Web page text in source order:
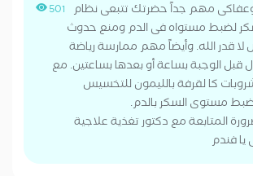
501 مهم جداً حضرتك تتبعى نظام
لضبط مستواه فى الدم ومنع حدوث
قدر الله. وأيضاً مهم ممارسة رياضة
قبل الوجبة بساعة أو بعدها بساعتين. مع
كا لقرفة بالليمون للتخسيس
مستوى السكر بالدم.
المتابعة مع دكتور تغذية علاجية
فندم